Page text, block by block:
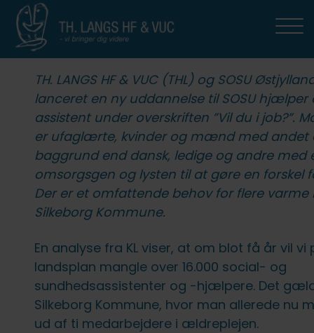
TH. LANGS HF & VUC (THL) og SOSU
lanceret en ny uddannelse til SOSU hjælper
assistent under overskriften ”Vil du i job?”.
er ufaglærte, kvinder og mænd med andet
baggrund end dansk, ledige og andre med
omsorgsgen og lysten til at gøre en forskel
Der er et omfattende behov for flere
Silkeborg Kommune.
En analyse fra KL viser, at om blot få år vil vi
landsplan mangle over 16.000 social- og
sundhedsassistenter og -hjælpere. Det
Silkeborg Kommune, hvor man allerede nu
ud af ti medarbejdere i ældreplejen.
Uddannelser
HF2
HF2
Om HF2
Linjer
Fag og opbygning
Studietur
Mere om HF2 på TH. LANGS HF &
VUC
Mobilpolitik: Faglighed og
fællesskab uden forstyrrelser
HF-Ordblind (HFO)
HF-Ordblind (HFO)
Om HFO
Fag og opbygning
Optagelse på HFO
HFE
Om HFE
Professionspakker
Fuld HF
Fag
Tilmelding og økonomi
Hf-enkeltfag som
fjernundervisning
HF3
HF3
Om HF3
Fag og opbygning
Optagelse og økonomi
AVU (9.-10. klasse)
AVU (9.-10. klasse)
Om AVU
Tilmelding og økonomi
OBU (ordblindeundervisning)
OBU (ordblindeundervisning)
Om OBU
FVU (forb. voksenundervisning)
FVU (forb. voksenundervisning)
Om FVU
Undervisning
THL Erhverv
TH. LANGS HF & VUC erhverv
Virksomhederne fortæller
Om FVU
Om OBU
Studiestøtte
Studievejledning
SU-vejledning
Specialpædagogisk støtte og
læsevejledning
Kompetencevurdering
Efter Hf?
For elever og kursister
Studielivet på TH. LANGS HF & VUC
Elevrådet
Studie- og ordensregler
Om eksamen
Ferieplan
IT på fjernundervisning
Om TH. LANGS HF & VUC
Kontakt os
Medarbejdere
Bestyrelsen
Værdigrundlag og strategi
Om skolen
Samarbejdspartnere
Ledige stillinger